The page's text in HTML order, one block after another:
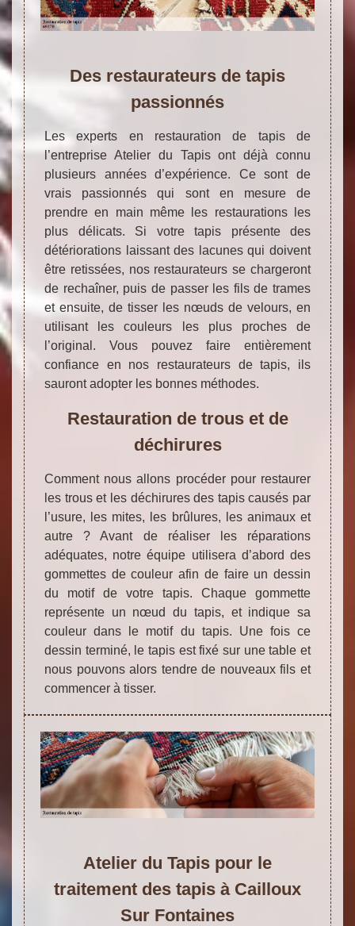
Des restaurateurs de tapis
passionnés
Les experts en restauration de tapis de
l’entreprise Atelier du Tapis ont déjà connu
plusieurs années d’expérience. Ce sont de
vrais passionnés qui sont en mesure de
prendre en main même les restaurations les
plus délicats. Si votre tapis présente des
détériorations laissant des lacunes qui doivent
être retissées, nos restaurateurs se chargeront
de rechaîner, puis de passer les fils de trames
et ensuite, de tisser les nœuds de velours, en
utilisant les couleurs les plus proches de
l’original. Vous pouvez faire entièrement
confiance en nos restaurateurs de tapis, ils
sauront adopter les bonnes méthodes.
Restauration de trous et de
déchirures
Comment nous allons procéder pour restaurer
les trous et les déchirures des tapis causés par
l’usure, les mites, les brûlures, les animaux et
autre ? Avant de réaliser les réparations
adéquates, notre équipe utilisera d’abord des
gommettes de couleur afin de faire un dessin
du motif de votre tapis. Chaque gommette
représente un nœud du tapis, et indique sa
couleur dans le motif du tapis. Une fois ce
dessin terminé, le tapis est fixé sur une table et
nous pouvons alors tendre de nouveaux fils et
commencer à tisser.
Atelier du Tapis pour le
traitement des tapis à Cailloux
Sur Fontaines